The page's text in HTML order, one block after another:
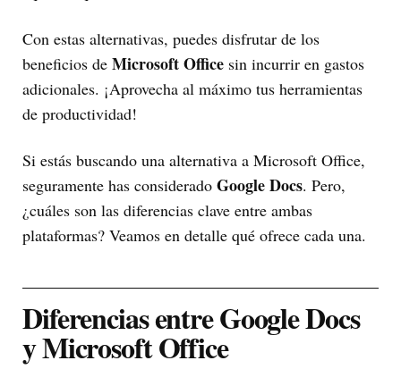
Con estas alternativas, puedes disfrutar de los
beneficios de Microsoft Office sin incurrir en gastos
adicionales. ¡Aprovecha al máximo tus herramientas
de productividad!
Si estás buscando una alternativa a Microsoft Office,
seguramente has considerado Google Docs. Pero,
¿cuáles son las diferencias clave entre ambas
plataformas? Veamos en detalle qué ofrece cada una.
Diferencias entre Google Docs
y Microsoft Office